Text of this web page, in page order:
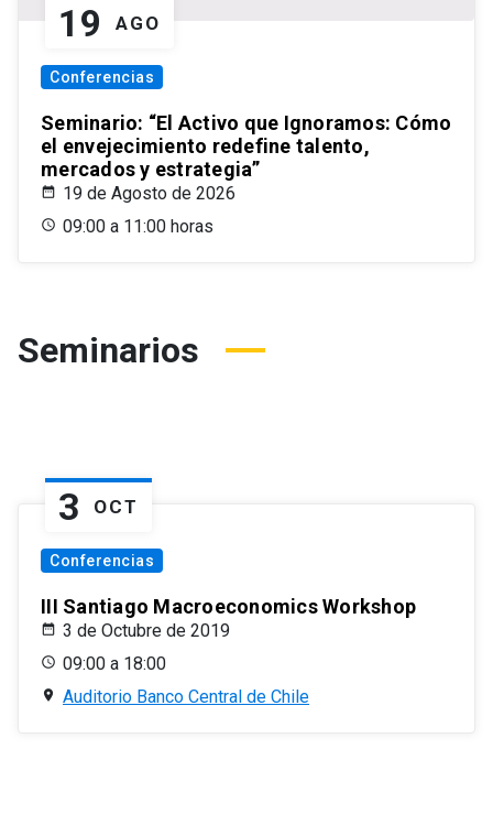
19 AGO
Conferencias
Seminario: “El Activo que Ignoramos: Cómo
el envejecimiento redefine talento,
mercados y estrategia”
19 de Agosto de 2026
09:00 a 11:00 horas
Seminarios
3 OCT
Conferencias
III Santiago Macroeconomics Workshop
3 de Octubre de 2019
09:00 a 18:00
Auditorio Banco Central de Chile